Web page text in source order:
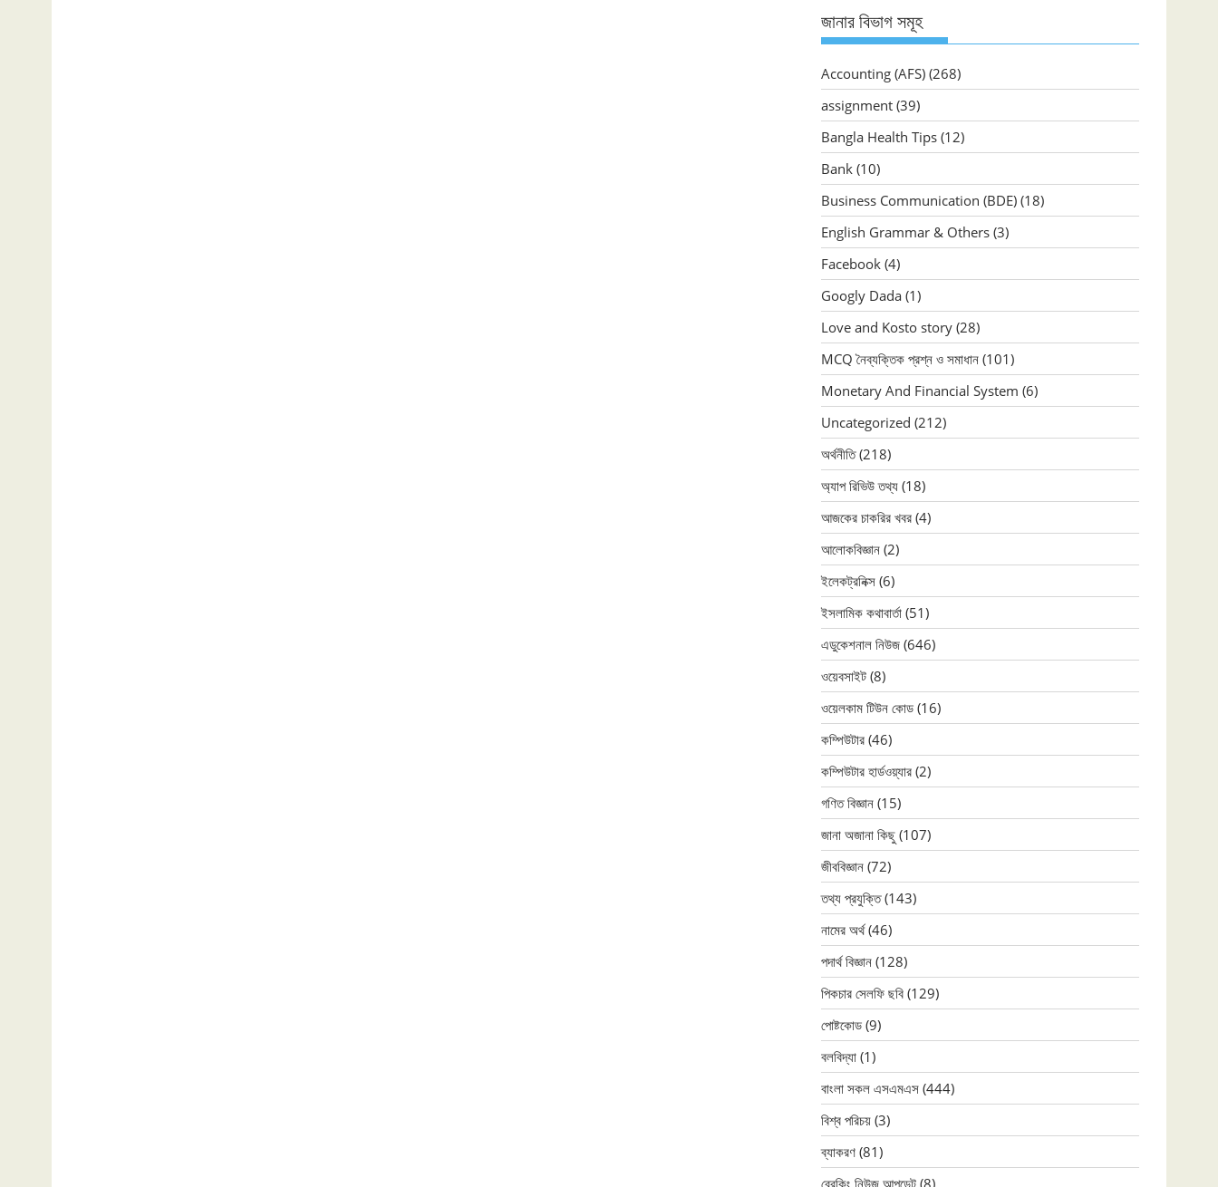
জানার বিভাগ সমূহ
Accounting (AFS) (268)
assignment (39)
Bangla Health Tips (12)
Bank (10)
Business Communication (BDE) (18)
English Grammar & Others (3)
Facebook (4)
Googly Dada (1)
Love and Kosto story (28)
MCQ নৈব্যক্তিক প্রশ্ন ও সমাধান (101)
Monetary And Financial System (6)
Uncategorized (212)
অর্থনীতি(218)
অ্যাপ রিভিউ তথ্য (18)
আজকের চাকরির খবর (4)
আলোকবিজ্ঞান (2)
ইলেকট্রনিক্স (6)
ইসলামিক কথাবার্তা (51)
এডুকেশনাল নিউজ (646)
ওয়েবসাইট (8)
ওয়েলকাম টিউন কোড (16)
কম্পিউটার (46)
কম্পিউটার হার্ডওয়্যার (2)
গণিত বিজ্ঞান (15)
জানা অজানা কিছু (107)
জীববিজ্ঞান (72)
তথ্য প্রযুক্তি(143)
নামের অর্থ(46)
পদার্থ বিজ্ঞান (128)
পিকচার সেলফি ছবি (129)
পোষ্টকোড (9)
বলবিদ্যা (1)
বাংলা সকল এসএমএস (444)
বিশ্ব পরিচয় (3)
ব্যাকরণ (81)
ব্রেকিং নিউজ আপডেট (8)